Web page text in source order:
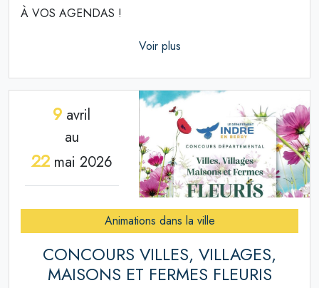
À VOS AGENDAS !
Voir plus
9 avril
au
22mai 2026
Animations dans la ville
CONCOURS VILLES, VILLAGES,
MAISONS ET FERMES FLEURIS